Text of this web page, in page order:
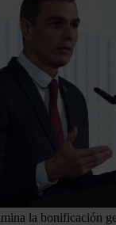
la bonificación